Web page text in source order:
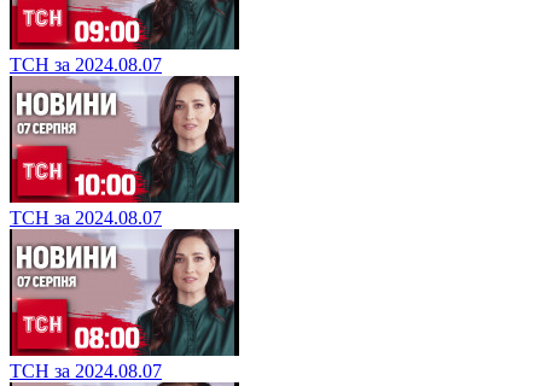
ТСН за 2024.08.07
ТСН за 2024.08.07
ТСН за 2024.08.07